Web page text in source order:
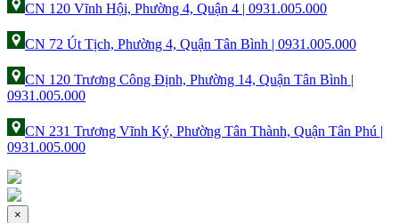
CN 120 Vĩnh Hội, Phường 4, Quận 4 | 0931.005.000
CN 72 Út Tịch, Phường 4, Quận Tân Bình | 0931.005.000
CN 120 Trương Công Định, Phường 14, Quận Tân Bình |
0931.005.000
CN 231 Trương Vĩnh Ký, Phường Tân Thành, Quận Tân Phú |
0931.005.000
×